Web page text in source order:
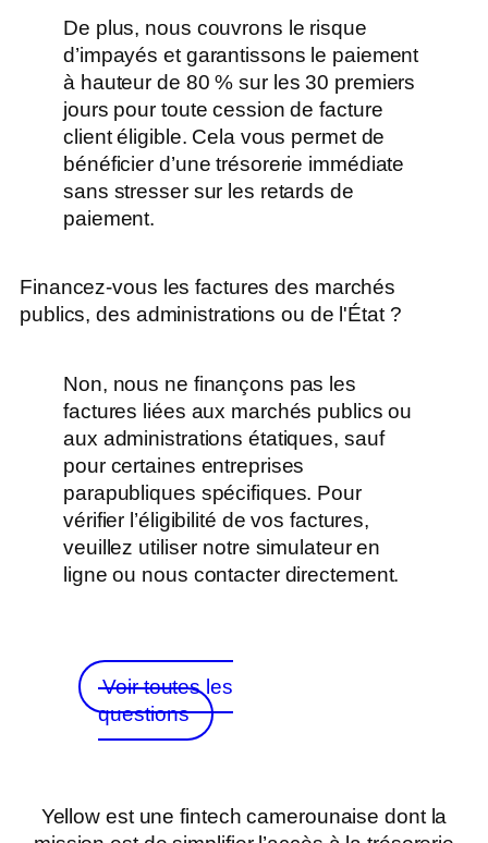
De plus, nous couvrons le risque
d’impayés et garantissons le paiement
à hauteur de 80 % sur les 30 premiers
jours pour toute cession de facture
client éligible. Cela vous permet de
bénéficier d’une trésorerie immédiate
sans stresser sur les retards de
paiement.
Financez-vous les factures des marchés
publics, des administrations ou de l'État ?
Non, nous ne finançons pas les
factures liées aux marchés publics ou
aux administrations étatiques, sauf
pour certaines entreprises
parapubliques spécifiques. Pour
vérifier l’éligibilité de vos factures,
veuillez utiliser notre simulateur en
ligne ou nous contacter directement.
Voir toutes les
questions
Yellow est une fintech camerounaise dont la